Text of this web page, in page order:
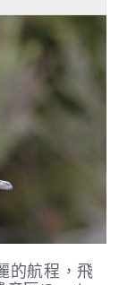
的航程，飛